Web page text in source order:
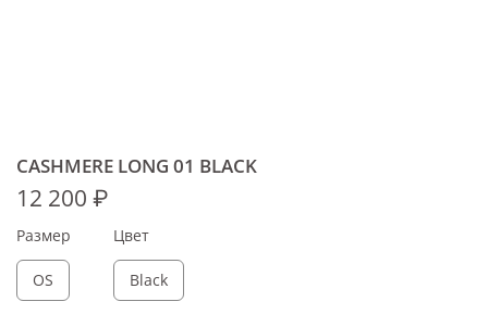
CASHMERE LONG 01 BLACK
12 200 ₽
Размер
OS
Цвет
Black